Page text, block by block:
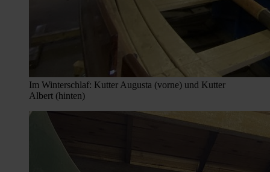
Im Winterschlaf: Kutter Augusta (vorne) und Kutter
Albert (hinten)